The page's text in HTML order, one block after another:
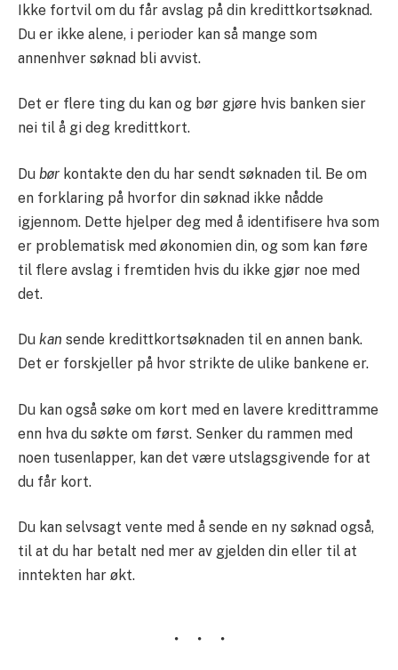
Ikke fortvil om du får avslag på din kredittkortsøknad.
Du er ikke alene, i perioder kan så mange som
annenhver søknad bli avvist.
Det er flere ting du kan og bør gjøre hvis banken sier
nei til å gi deg kredittkort.
Du bør kontakte den du har sendt søknaden til. Be om
en forklaring på hvorfor din søknad ikke nådde
igjennom. Dette hjelper deg med å identifisere hva som
er problematisk med økonomien din, og som kan føre
til flere avslag i fremtiden hvis du ikke gjør noe med
det.
Du kan sende kredittkortsøknaden til en annen bank.
Det er forskjeller på hvor strikte de ulike bankene er.
Du kan også søke om kort med en lavere kredittramme
enn hva du søkte om først. Senker du rammen med
noen tusenlapper, kan det være utslagsgivende for at
du får kort.
Du kan selvsagt vente med å sende en ny søknad også,
til at du har betalt ned mer av gjelden din eller til at
inntekten har økt.